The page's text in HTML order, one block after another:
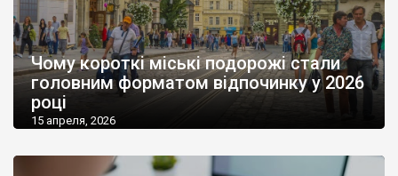
Чому короткі міські подорожі стали
головним форматом відпочинку у 2026
році
15 апреля, 2026